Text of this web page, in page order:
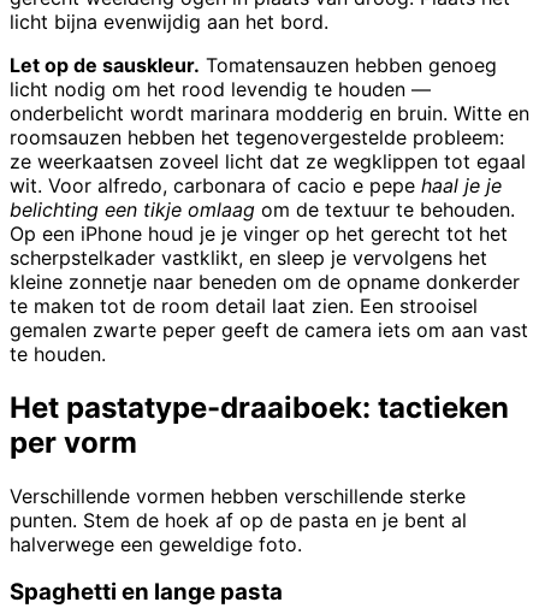
licht bijna evenwijdig aan het bord.
Let op de sauskleur. Tomatensauzen hebben genoeg
licht nodig om het rood levendig te houden —
onderbelicht wordt marinara modderig en bruin. Witte en
roomsauzen hebben het tegenovergestelde probleem:
ze weerkaatsen zoveel licht dat ze wegklippen tot egaal
wit. Voor alfredo, carbonara of cacio e pepe haal je je
belichting een tikje omlaag om de textuur te behouden.
Op een iPhone houd je je vinger op het gerecht tot het
scherpstelkader vastklikt, en sleep je vervolgens het
kleine zonnetje naar beneden om de opname donkerder
te maken tot de room detail laat zien. Een strooisel
gemalen zwarte peper geeft de camera iets om aan vast
te houden.
Het pastatype-draaiboek: tactieken
per vorm
Verschillende vormen hebben verschillende sterke
punten. Stem de hoek af op de pasta en je bent al
halverwege een geweldige foto.
Spaghetti en lange pasta